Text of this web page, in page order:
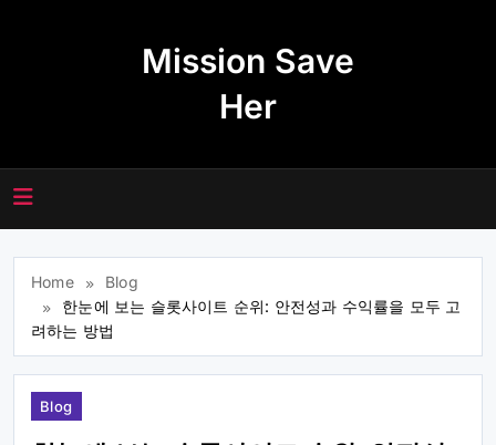
Mission Save
Her
Home
Blog
한눈에 보는 슬롯사이트 순위: 안전성과 수익률을 모두 고
려하는 방법
Blog